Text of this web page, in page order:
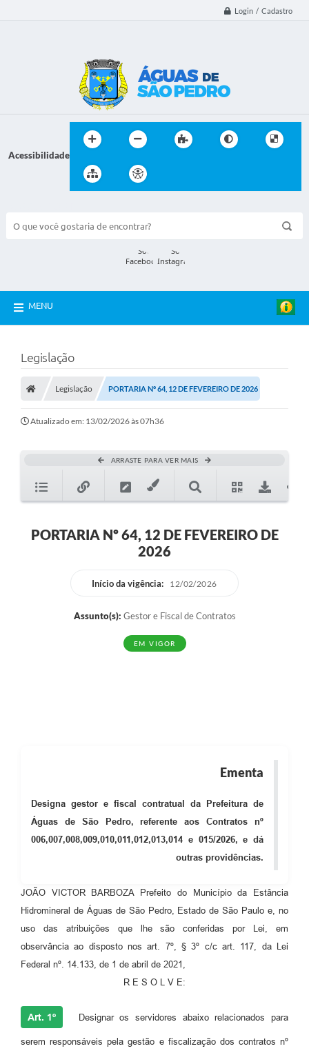
Login / Cadastro
Acessibilidade
MENU
Legislação
Legislação PORTARIA Nº 64, 12 DE FEVEREIRO DE 2026
Atualizado em: 13/02/2026 às 07h36
ARRASTE PARA VER MAIS
PORTARIA Nº 64, 12 DE FEVEREIRO DE
2026
Início da vigência: 12/02/2026
Assunto(s): Gestor e Fiscal de Contratos
EM VIGOR
Ementa
Designa gestor e fiscal contratual da Prefeitura de
Águas de São Pedro, referente aos Contratos nº
006,007,008,009,010,011,012,013,014 e 015/2026, e dá
outras providências.
JOÃO VICTOR BARBOZA Prefeito do Município da Estância
Hidromineral de Águas de São Pedro, Estado de São Paulo e, no
uso das atribuições que lhe são conferidas por Lei, em
observância ao disposto nos art. 7º, § 3º c/c art. 117, da Lei
Federal nº. 14.133, de 1 de abril de 2021,
R E S O L V E:
Art. 1º Designar os servidores abaixo relacionados para
serem responsáveis pela gestão e fiscalização dos contratos nº